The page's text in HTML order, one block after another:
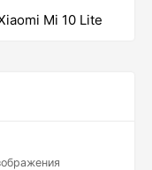
Mi 10 Lite